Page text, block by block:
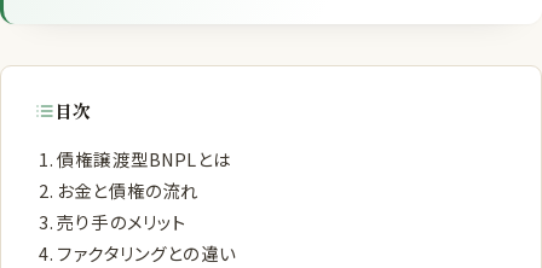
目次
債権譲渡型BNPLとは
お金と債権の流れ
売り手のメリット
ファクタリングとの違い